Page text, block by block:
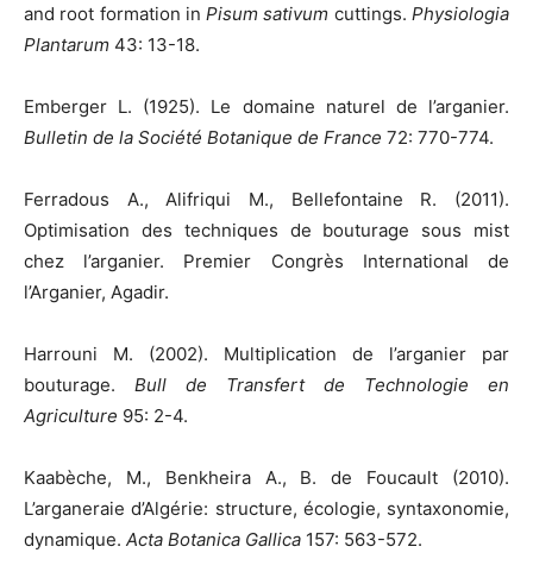
and root formation inPisum sativum cuttings.Physiologia
Plantarum 43: 13-18.
Emberger L. (1925). Le domaine naturel de l’arganier.
Bulletin de la Société Botanique de France 72: 770-774.
Ferradous A., Alifriqui M., Bellefontaine R. (2011).
Optimisation des techniques de bouturage sous mist
chez l’arganier. Premier Congrès International de
l’Arganier, Agadir.
Harrouni M. (2002). Multiplication de l’arganier par
bouturage. Bull de Transfert de Technologie en
Agriculture 95: 2-4.
Kaabèche, M., Benkheira A., B. de Foucault (2010).
L’arganeraie d’Algérie: structure, écologie, syntaxonomie,
dynamique. Acta Botanica Gallica 157: 563-572.